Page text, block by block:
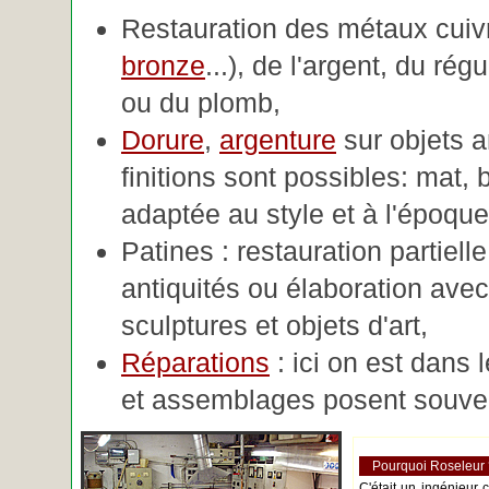
Restauration des métaux
bronze...), de l'argent, du
ou du plomb,
Dorure, argenture sur objets
finitions sont possibles: mat,
adaptée au style et à
Patines : restauration
antiquités ou élaboration
sculptures et objets d'art,
Réparations : ici on est dans
et assemblages posent
Pourquoi Roseleur